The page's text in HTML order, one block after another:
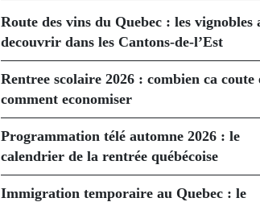
Route des vins du Quebec : les vignobles
decouvrir dans les Cantons-de-l’Est
Rentree scolaire 2026 : combien ca coute
comment economiser
Programmation télé automne 2026 : le
calendrier de la rentrée québécoise
Immigration temporaire au Quebec : le